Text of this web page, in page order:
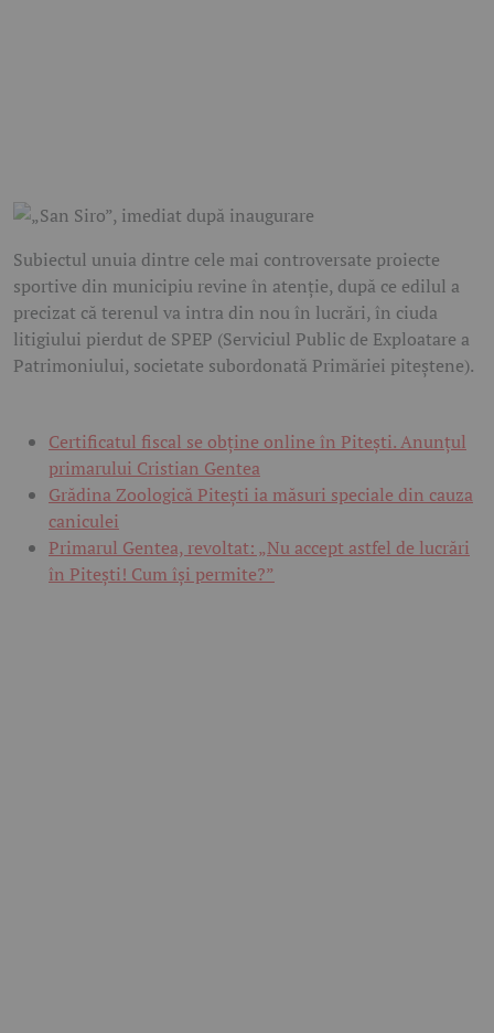
Subiectul unuia dintre cele mai controversate proiecte
sportive din municipiu revine în atenție, după ce edilul a
precizat că terenul va intra din nou în lucrări, în ciuda
litigiului pierdut de SPEP (Serviciul Public de Exploatare a
Patrimoniului, societate subordonată Primăriei piteștene).
Certificatul fiscal se obține online în Pitești. Anunțul
primarului Cristian Gentea
Grădina Zoologică Pitești ia măsuri speciale din cauza
caniculei
Primarul Gentea, revoltat: „Nu accept astfel de lucrări
în Pitești! Cum își permite?”